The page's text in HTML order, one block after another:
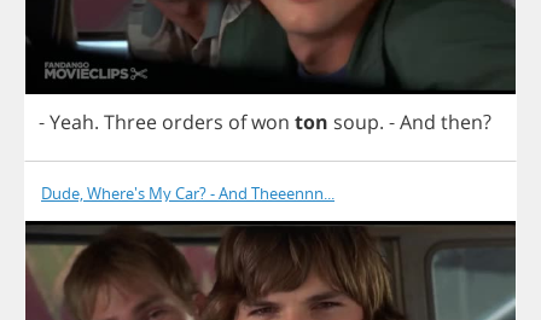
-Yeah. Three orders ofwon ton soup. -And then?
Dude, Where's My Car? - And Theeennn...